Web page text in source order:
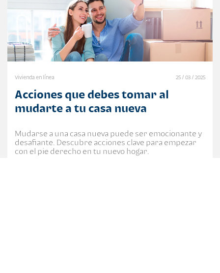
Vivienda en línea 25 / 03 / 2025
Acciones que debes tomar al
mudarte a tu casa nueva
Mudarse a una casa nueva puede ser emocionante y
desafiante. Descubre acciones clave para empezar
con el pie derecho en tu nuevo hogar.